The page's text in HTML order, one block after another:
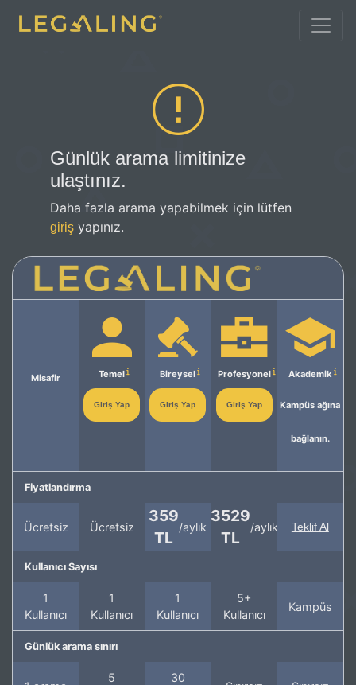
Günlük arama limitinize
ulaştınız.
Daha fazla arama yapabilmek için lütfen
giriş yapınız.
Misafir Temel
Giriş Yap
Bireysel
Giriş Yap
Profesyonel
Giriş Yap
Akademik
Kampüs ağına
bağlanın.
Fiyatlandırma
Ücretsiz Ücretsiz
359
TL
/aylık
3529
TL
/aylık Teklif Al
Kullanıcı Sayısı
1
Kullanıcı
1
Kullanıcı
1
Kullanıcı
5+
Kullanıcı
Kampüs
Günlük arama sınırı
5
30